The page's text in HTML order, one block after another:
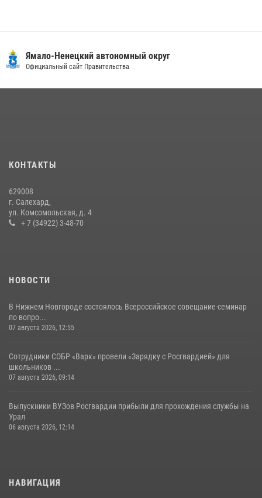
15 июля 2026, 11:18 1
На Ямале подведены итоги работы вневедомственной охраны
Росгвардии за первое полугодие 2026 года
20 июля 2026, 09:03
Ямало-Ненецкий автономный округ
Официальный сайт Правительства
КОНТАКТЫ
629008
г. Салехард,
ул. Комсомольская, д. 4
+ 7 (34922) 3-48-70
НОВОСТИ
В Нижнем Новгороде состоялось Всероссийское совещание-семинар
по вопро...
07 августа 2026, 12:55
Сотрудники СОБР «Варк» провели «Зарядку с Росгвардией» для
школьников ...
07 августа 2026, 09:14
Выпускники ВУЗов Росгвардии прибыли для прохождения службы на
Урал
06 августа 2026, 12:14
НАВИГАЦИЯ